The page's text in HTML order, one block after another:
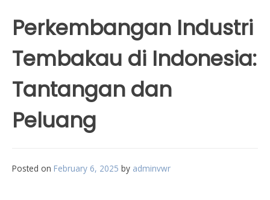
Perkembangan Industri
Tembakau di Indonesia:
Tantangan dan
Peluang
Posted on February 6, 2025 by adminvwr